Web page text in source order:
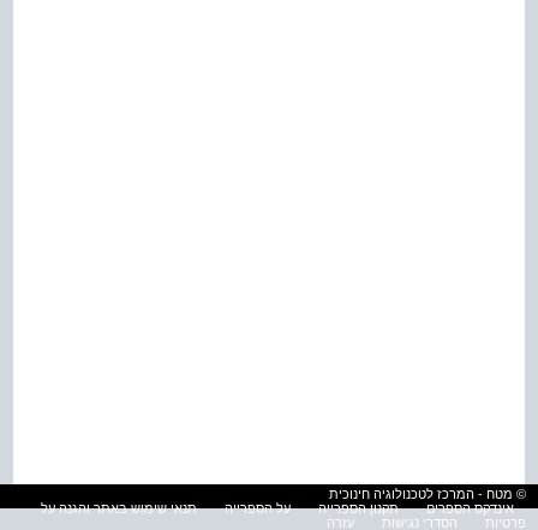
© מטח - המרכז לטכנולוגיה חינוכית
אינדקס הספרים
תקנון הספרייה על הספרייה
תנאי שימוש באתר והגנה על
פרטיות
הסדרי נגישות עזרה